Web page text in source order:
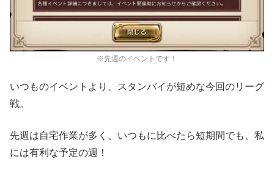
※先週のイベントです！
いつものイベントより、スタンバイが短めな今回のリーグ
戦。
先週は自宅作業が多く、いつもに比べたら短期間でも、私
には有利な予定の週！